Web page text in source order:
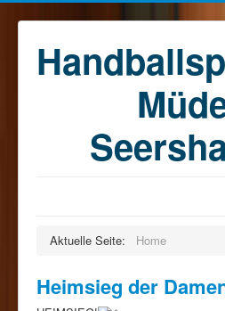
Training
Aktuelle Seite: Home
Heimsieg der